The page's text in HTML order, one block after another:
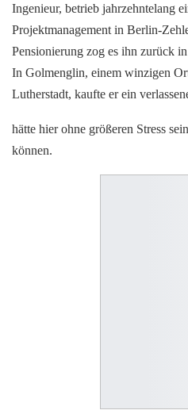
Ingenieur, betrieb jahrzehntelang
Projektmanagement in Berlin-
Pensionierung zog es ihn zurück
In Golmenglin, einem winzigen
Lutherstadt, kaufte er ein
hätte hier ohne größeren Stress
können.